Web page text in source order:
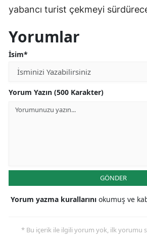
yabancı turist çekmeyi
Yorumlar
İsim*
Yorum Yazın (500 Karakter)
GÖNDER
Yorum yazma kurallarını okumuş ve
* Bu içerik ile ilgili yorum yok, ilk yorumu